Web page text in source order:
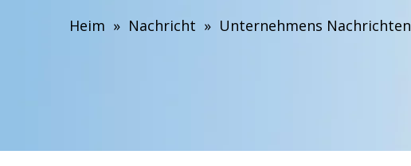
Heim » Nachricht » Unternehmens Nachrichten